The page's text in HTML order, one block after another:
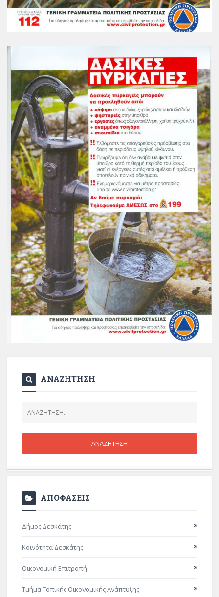
ΑΝΑΖΗΤΗΣΗ
ΑΠΟΦΑΣΕΙΣ
Δήμος Δεσκάτης
Κοινότητα Δεσκάτης
Οικονομική Επιτροπή
Τμήμα Τοπικής Οικονομικής Ανάπτυξης